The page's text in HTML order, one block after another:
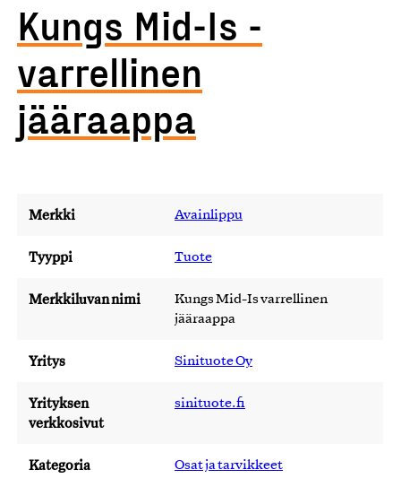
Kungs Mid-Is -
varrellinen
jääraappa
Merkki Avainlippu
Tyyppi Tuote
Merkkiluvan nimi
Kungs Mid-Is varrellinen
jääraappa
Yritys Sinituote Oy
Yrityksen
verkkosivut
sinituote.fi
Kategoria Osat ja tarvikkeet